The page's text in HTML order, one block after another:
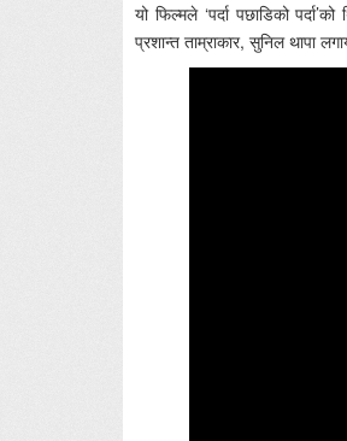
यो फिल्मले ‘पर्दा पछाडिको
प्रशान्त ताम्राकार, सुनिल थापा